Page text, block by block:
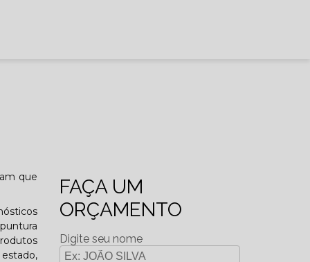
que
FAÇA UM
ORÇAMENTO
Digite seu nome